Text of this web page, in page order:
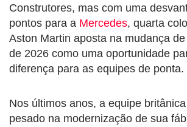
Construtores, mas com uma
pontos para a Mercedes, quarta
Aston Martin aposta na mudança
de 2026 como uma oportunidade
diferença para as equipes de ponta.
Nos últimos anos, a equipe
pesado na modernização de sua